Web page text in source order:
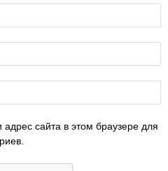
сайта в этом браузере для